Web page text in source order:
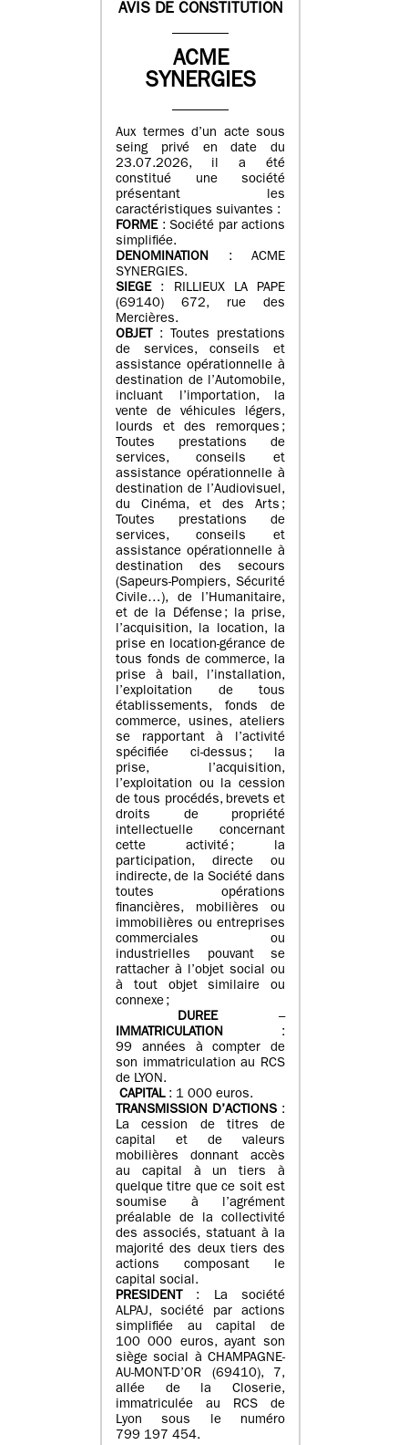
AVIS DE CONSTITUTION
ACME
SYNERGIES
Aux termes d’un acte sous
seing privé en date du
23.07.2026, il a été
constitué une société
présentant les
caractéristiques suivantes :
FORME: Société par actions
simplifiée.
DENOMINATION : ACME
SYNERGIES.
SIEGE: RILLIEUX LA PAPE
(69140) 672, rue des
Mercières.
OBJET
: Toutes prestations
de services, conseils et
assistance opérationnelle à
destination de l’Automobile,
incluant l’importation, la
vente de véhicules légers,
lourds et des remorques ;
Toutes prestations de
services, conseils et
assistance opérationnelle à
destination de l’Audiovisuel,
du Cinéma, et des Arts ;
Toutes prestations de
services, conseils et
assistance opérationnelle à
destination des secours
(Sapeurs-Pompiers, Sécurité
Civile…), de l’Humanitaire,
et de la Défense ; la prise,
l’acquisition, la location, la
prise en location-gérance de
tous fonds de commerce, la
prise à bail, l’installation,
l’exploitation de tous
établissements, fonds de
commerce, usines, ateliers
se rapportant à l’activité
spécifiée ci-dessus ; la
prise, l’acquisition,
l’exploitation ou la cession
de tous procédés, brevets et
droits de propriété
intellectuelle concernant
cette activité ; la
participation, directe ou
indirecte, de la Société dans
toutes opérations
financières, mobilières ou
immobilières ou entreprises
commerciales ou
industrielles pouvant se
rattacher à l’objet social ou
à tout objet similaire ou
connexe ;
DUREE–
IMMATRICULATION :
99 années à compter de
son immatriculation au RCS
de LYON.
CAPITAL: 1 000 euros.
TRANSMISSION D’ACTIONS :
La cession de titres de
capital et de valeurs
mobilières donnant accès
au capital à un tiers à
quelque titre que ce soit est
soumise à l’agrément
préalable de la collectivité
des associés, statuant à la
majorité des deux tiers des
actions composant le
capital social.
PRESIDENT
: La société
ALPAJ, société par actions
simplifiée au capital de
100 000 euros, ayant son
siège social à CHAMPAGNE-
AU-MONT-D’OR (69410), 7,
allée de la Closerie,
immatriculée au RCS de
Lyon sous le numéro
799 197 454.